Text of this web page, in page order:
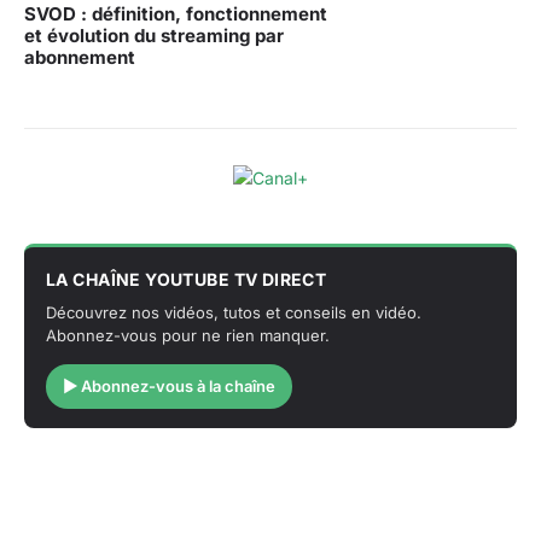
SVOD : définition, fonctionnement
et évolution du streaming par
abonnement
LA CHAÎNE YOUTUBE TV DIRECT
Découvrez nos vidéos, tutos et conseils en vidéo.
Abonnez-vous pour ne rien manquer.
▶ Abonnez-vous à la chaîne